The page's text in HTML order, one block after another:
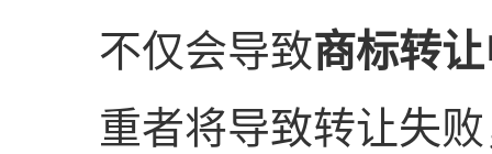
不仅会导致商标转让
重者将导致转让失